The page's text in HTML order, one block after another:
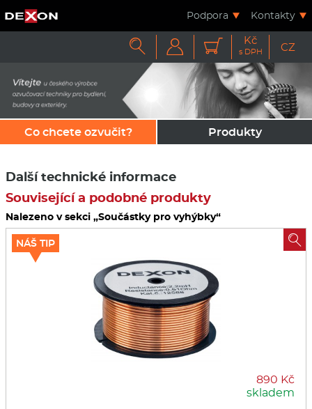
Podpora Kontakty
   Kč
s DPH CZ
Co chcete ozvučit? Produkty
Další technické informace
Související a podobné produkty
Nalezeno v sekci „Součástky pro vyhýbky“
890 Kč
skladem
NÁŠ TIP 